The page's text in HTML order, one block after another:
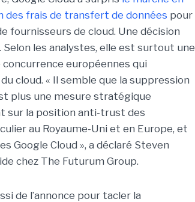
des frais de transfert de données pour
fournisseurs de cloud. Une décision
Selon les analystes, elle est surtout une
européennes qui
cloud. « Il semble que la suppression
plus une mesure stratégique
sur la position anti-trust des
au Royaume-Uni et en Europe, et
Google Cloud », a déclaré Steven
chez The Futurum Group.
de l’annonce pour tacler la